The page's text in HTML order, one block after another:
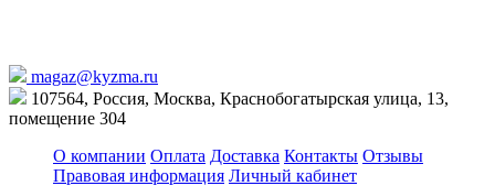
magaz@kyzma.ru
107564, Россия, Москва, Краснобогатырская улица, 13,
помещение 304
О компании Оплата Доставка Контакты Отзывы
Правовая информация Личный кабинет